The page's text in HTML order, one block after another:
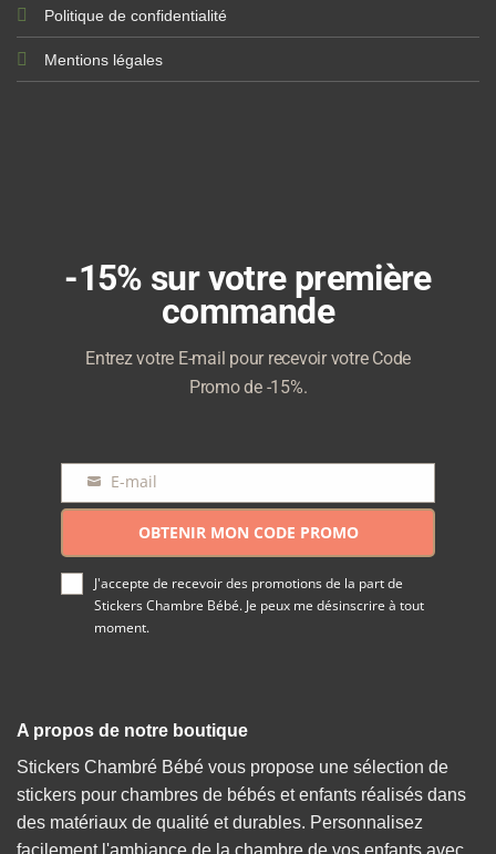
Politique de confidentialité
Mentions légales
-15% sur votre première
commande
Entrez votre E-mail pour recevoir votre Code
Promo de -15%.
mail
E-mail
OBTENIR MON CODE PROMO
J'accepte de recevoir des promotions de la part de
Stickers Chambre Bébé. Je peux me désinscrire à tout
moment.
A propos de notre boutique
Stickers Chambré Bébé vous propose une sélection de
stickers pour chambres de bébés et enfants réalisés dans
des matériaux de qualité et durables. Personnalisez
facilement l'ambiance de la chambre de vos enfants avec